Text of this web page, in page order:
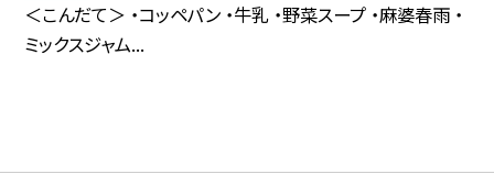
＜こんだて＞ ・コッペパン ・牛乳 ・野菜スープ ・麻婆春雨 ・
ミックスジャム...